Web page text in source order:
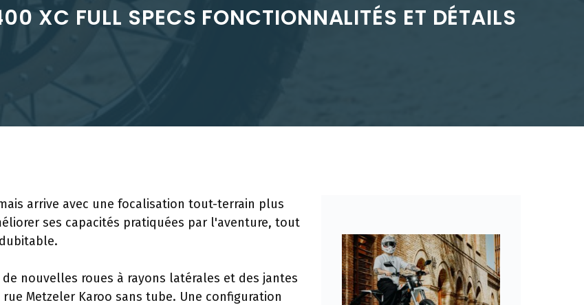
XC FULL SPECS FONCTIONNALITÉS ET DÉTAILS
arrive avec une focalisation tout-terrain plus
ses capacités pratiquées par l'aventure, tout
nouvelles roues à rayons latérales et des jantes
Metzeler Karoo sans tube. Une configuration